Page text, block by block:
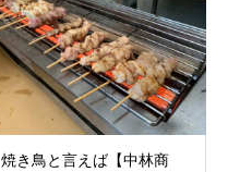
焼き鳥と言えば【中林商